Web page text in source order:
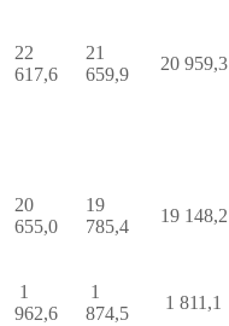
22
617,6
21
659,9
20
20
655,0
19
785,4
19
1
962,6
1
874,5
1